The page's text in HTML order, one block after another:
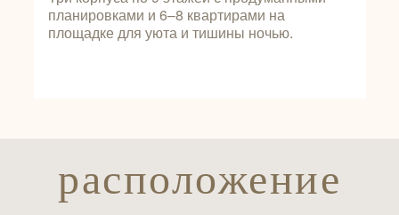
планировками и 6–8 квартирами на
площадке для уюта и тишины ночью.
расположение